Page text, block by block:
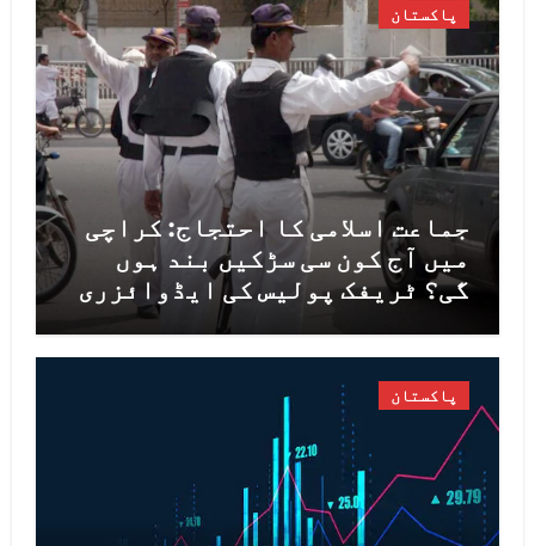
پاکستان
جماعت اسلامی کا احتجاج: کراچی
میں آج کون سی سڑکیں بند ہوں
گی؟ ٹریفک پولیس کی ایڈوائزری
پاکستان